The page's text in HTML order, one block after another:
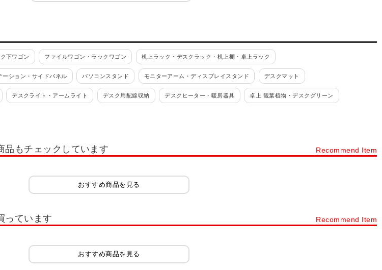
下ワゴン ファイルワゴン・ラックワゴン 机上ラック・デスクラック・机上棚・卓上ラック
ーション・サイドパネル パソコンスタンド モニターアーム・ディスプレイスタンド デスクマット
デスクライト・アームライト デスク用配線収納 デスクヒーター・暖房器具 卓上 観葉植物・デスクグリーン
品もチェックしています Recommend Item
おすすめ商品を見る
っています Recommend Item
おすすめ商品を見る